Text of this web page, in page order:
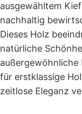
ausgewähltem
nachhaltig
Dieses Holz
natürliche
außergewöhnliche
für erstklassige
zeitlose Eleganz